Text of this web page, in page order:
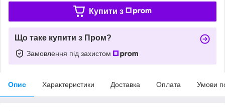
Купити з
Що таке купити з Пром?
Замовлення під захистом
Опис Характеристики Доставка Оплата Умови